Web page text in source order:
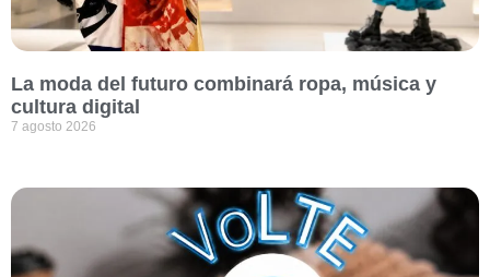
La moda del futuro combinará ropa, música y
cultura digital
7 agosto 2026